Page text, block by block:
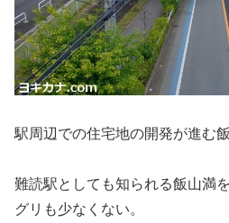
駅周辺での住宅地の開発が進む
難読駅としても知られる飯山満
グリも少なくない。